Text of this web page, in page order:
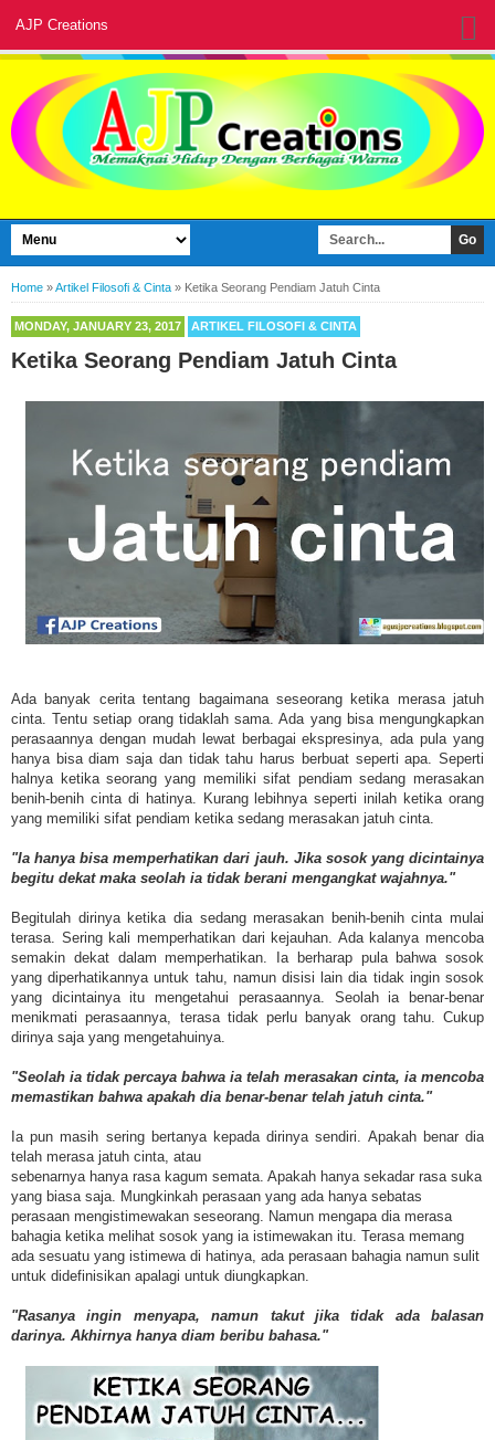
AJP Creations
Home »Artikel Filosofi & Cinta » Ketika Seorang Pendiam Jatuh Cinta
MONDAY, JANUARY 23, 2017 ARTIKEL FILOSOFI & CINTA
Ketika Seorang Pendiam Jatuh Cinta
Ada banyak cerita tentang bagaimana seseorang ketika merasa jatuh
cinta. Tentu setiap orang tidaklah sama. Ada yang bisa mengungkapkan
perasaannya dengan mudah lewat berbagai ekspresinya, ada pula yang
hanya bisa diam saja dan tidak tahu harus berbuat seperti apa. Seperti
halnya ketika seorang yang memiliki sifat pendiam sedang merasakan
benih-benih cinta di hatinya. Kurang lebihnya seperti inilah ketika orang
yang memiliki sifat pendiam ketika sedang merasakan jatuh cinta.
"Ia hanya bisa memperhatikan dari jauh. Jika sosok yang dicintainya
begitu dekat maka seolah ia tidak berani mengangkat wajahnya."
Begitulah dirinya ketika dia sedang merasakan benih-benih cinta mulai
terasa. Sering kali memperhatikan dari kejauhan. Ada kalanya mencoba
semakin dekat dalam memperhatikan. Ia berharap pula bahwa sosok
yang diperhatikannya untuk tahu, namun disisi lain dia tidak ingin sosok
yang dicintainya itu mengetahui perasaannya. Seolah ia benar-benar
menikmati perasaannya, terasa tidak perlu banyak orang tahu. Cukup
dirinya saja yang mengetahuinya.
"Seolah ia tidak percaya bahwa ia telah merasakan cinta, ia mencoba
memastikan bahwa apakah dia benar-benar telah jatuh cinta."
Ia pun masih sering bertanya kepada dirinya sendiri. Apakah benar dia
telah merasa jatuh cinta, atau
sebenarnya hanya rasa kagum semata. Apakah hanya sekadar rasa suka
yang biasa saja. Mungkinkah perasaan yang ada hanya sebatas
perasaan mengistimewakan seseorang. Namun mengapa dia merasa
bahagia ketika melihat sosok yang ia istimewakan itu. Terasa memang
ada sesuatu yang istimewa di hatinya, ada perasaan bahagia namun sulit
untuk didefinisikan apalagi untuk diungkapkan.
"Rasanya ingin menyapa, namun takut jika tidak ada balasan
darinya. Akhirnya hanya diam beribu bahasa."